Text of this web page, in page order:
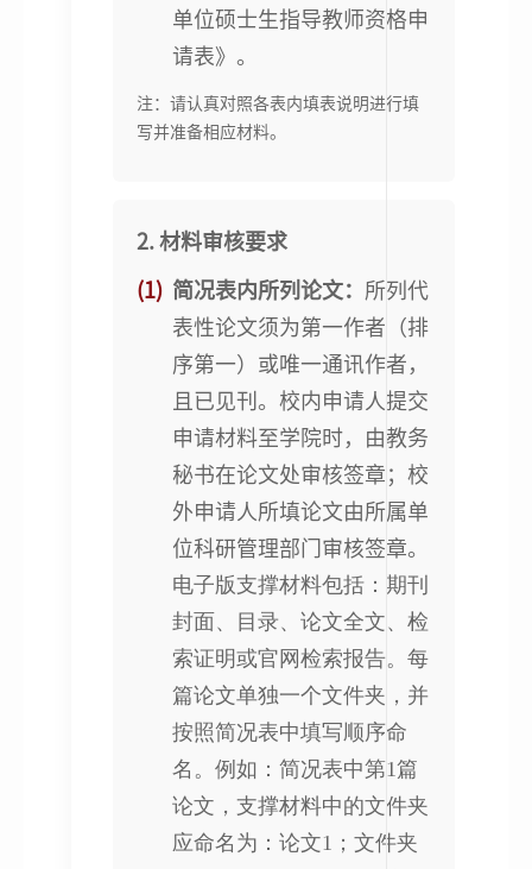
单位硕士生指导教师资格申
请表》。
注：请认真对照各表内填表说明进行填
写并准备相应材料。
2. 材料审核要求
(1) 简况表内所列论文： 所列代
表性论文须为第一作者（排
序第一）或唯一通讯作者，
且已见刊。校内申请人提交
申请材料至学院时，由教务
秘书在论文处审核签章；校
外申请人所填论文由所属单
位科研管理部门审核签章。
电子版支撑材料包括：期刊
封面、目录、论文全文、检
索证明或官网检索报告。每
篇论文单独一个文件夹，并
按照简况表中填写顺序命
名。例如：简况表中第1篇
论文，支撑材料中的文件夹
应命名为：论文1；文件夹